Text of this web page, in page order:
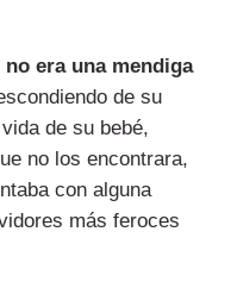
era una mendiga
de su
de su bebé,
no los encontrara,
con alguna
más feroces